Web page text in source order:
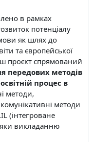
в рамках
потенціалу
як шлях до
та європейської
проєкт спрямований
передових методів
процес в
методи,
методи
(інтегроване
викладанню